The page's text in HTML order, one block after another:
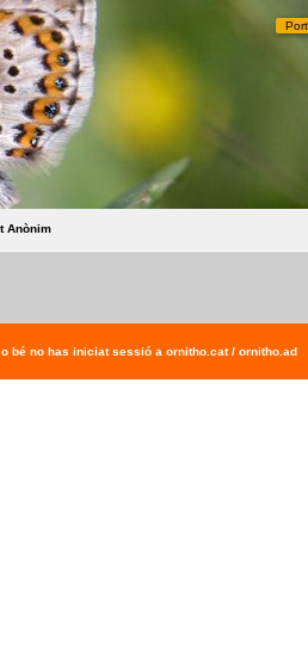
Anònim
bé no has iniciat sessió a ornitho.cat / ornitho.ad